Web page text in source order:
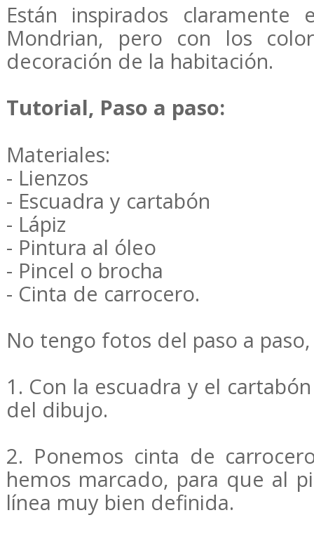
Están inspirados
Mondrian, pero con los
decoración de la habitación.
Tutorial, Paso a paso:
Materiales:
- Lienzos
- Escuadra y cartabón
- Lápiz
- Pintura al óleo
- Pincel o brocha
- Cinta de carrocero.
No tengo fotos del paso a
1. Con la escuadra y el
del dibujo.
2. Ponemos cinta de
hemos marcado, para que al
línea muy bien definida.